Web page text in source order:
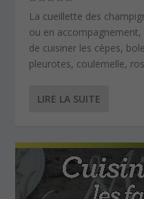
La cueillette des
ou en
de cuisiner les cèpes,
pleurotes, coulemelle,
LIRE LA SUITE